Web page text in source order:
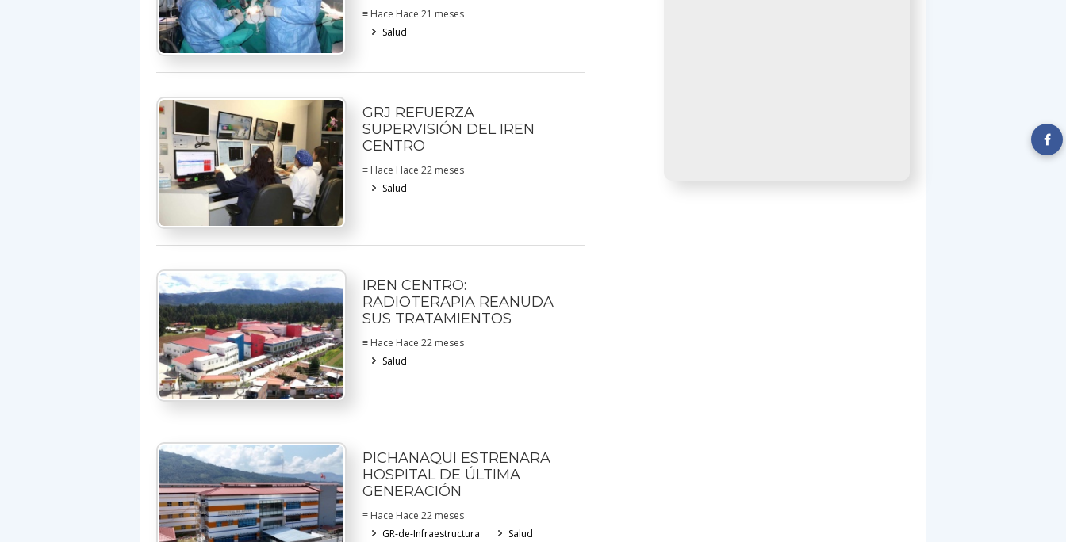
≡ Hace Hace 21 meses
Salud
GRJ REFUERZA
SUPERVISIÓN DEL IREN
CENTRO
≡ Hace Hace 22 meses
Salud
IREN CENTRO:
RADIOTERAPIA REANUDA
SUS TRATAMIENTOS
≡ Hace Hace 22 meses
Salud
PICHANAQUI ESTRENARA
HOSPITAL DE ÚLTIMA
GENERACIÓN
≡ Hace Hace 22 meses
GR-de-Infraestructura
Salud